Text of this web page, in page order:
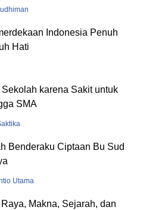
Indonesia Penuh
Hati
karena Sakit untuk
SMA
Benderaku Ciptaan Bu Sud
Utama
Makna, Sejarah, dan